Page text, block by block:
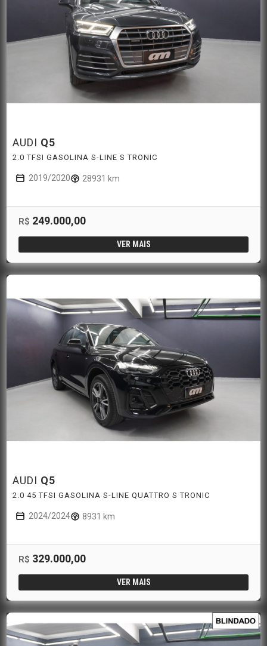
AUDI Q5
2.0 TFSI GASOLINA S-LINE S TRONIC
2019/2020 28931 km
R$ 249.000,00
VER MAIS
AUDI Q5
2.0 45 TFSI GASOLINA S-LINE QUATTRO S TRONIC
2024/2024 8931 km
R$ 329.000,00
VER MAIS